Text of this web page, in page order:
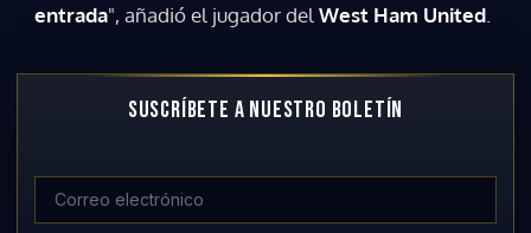
entrada", añadió el jugador del West Ham United
SUSCRÍBETE A NUESTRO BOLETÍN